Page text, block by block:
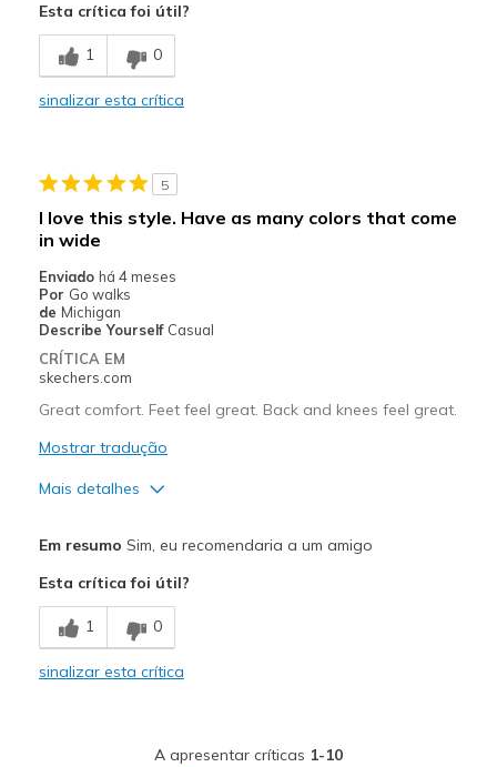
Tighter fit
Width
Sizing
Feels true to size
Esta crítica foi útil?
1 0
sinalizar esta crítica
5
I love this style. Have as many colors that come
in wide
Enviado há 4 meses
Por Go walks
de Michigan
Describe Yourself Casual
CRÍTICA EM
skechers.com
Great comfort. Feet feel great. Back and knees feel great.
Mostrar tradução
Mais detalhes
Comfortable
Durable
Em resumo Sim, eu recomendaria a um amigo
Esta crítica foi útil?
1 0
sinalizar esta crítica
A apresentar críticas 1-10